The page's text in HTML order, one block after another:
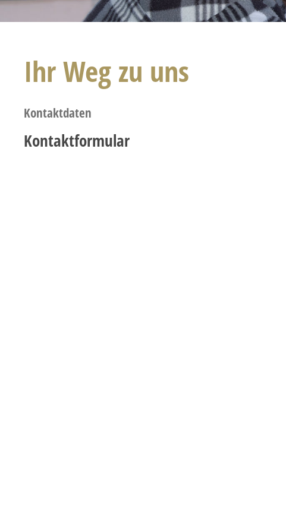
Ihr Weg zu uns
Kontaktdaten
Kontaktformular